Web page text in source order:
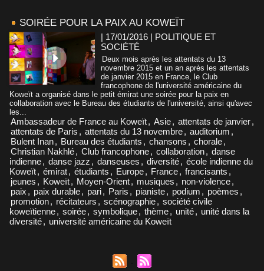
SOIRÉE POUR LA PAIX AU KOWEÏT
| 17/01/2016 | POLITIQUE ET
SOCIÉTÉ
Deux mois après les attentats du 13
novembre 2015 et un an après les attentats
de janvier 2015 en France, le Club
francophone de l'université américaine du
Koweït a organisé dans le petit émirat une soirée pour la paix en
collaboration avec le Bureau des étudiants de l'université, ainsi qu'avec
les...
Ambassadeur de France au Koweït, Asie, attentats de janvier,
attentats de Paris , attentats du 13 novembre, auditorium ,
Bulent Inan, Bureau des étudiants , chansons , chorale,
Christian Nakhlé, Club francophone, collaboration, danse
indienne, danse jazz , danseuses , diversité, école indienne du
Koweït, émirat, étudiants , Europe, France, francisants ,
jeunes , Koweït, Moyen-Orient, musiques , non-violence,
paix , paix durable, pari, Paris , pianiste, podium , poèmes ,
promotion, récitateurs , scénographie, société civile
koweïtienne, soirée, symbolique, thème, unité, unité dans la
diversité, université américaine du Koweït